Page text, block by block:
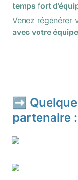
temps fort
Venez régénérer
avec votre équipe
➡️
partenaire :